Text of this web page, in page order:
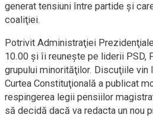
generat tensiuni între partide şi
coaliţiei.
Potrivit Administraţiei
10.00 şi îi reuneşte pe liderii PSD,
grupului minorităţilor. Discuţiile vin
Curtea Constituţională a publicat
respingerea legii pensiilor
să decidă dacă va redacta un nou